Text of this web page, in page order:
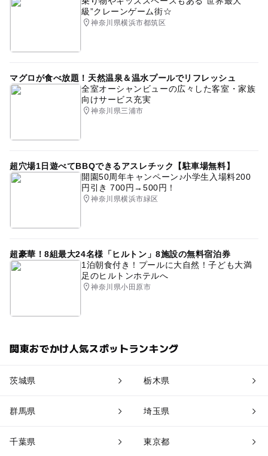
級”クレーンゲーム街☆
神奈川県横浜市都筑区
マグロが食べ放題！天然温泉＆温水プールでリフレッシュ
全室オーシャンビューの広々した客室・家族
向けサービス充実
神奈川県三浦市
超穴場1日遊べてBBQできるアスレチック【駐車場無料】
開園50周年キャンペーン♪小学生入場料200
円引き 700円→500円！
神奈川県横浜市緑区
超豪華！8組最大24名様「ヒルトン」8施設の無料宿泊券
1泊朝食付き！プールに大自然！子ども大満
足のヒルトンホテルへ
神奈川県小田原市
関東おでかけ人気スポットランキング
茨城県 栃木県
群馬県 埼玉県
千葉県 東京都